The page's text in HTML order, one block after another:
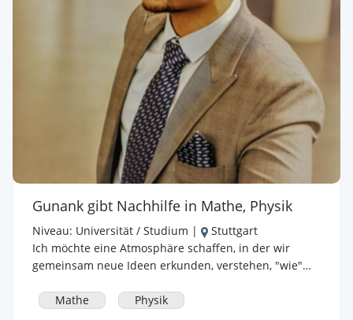
Gunank gibt Nachhilfe in Mathe, Physik
Niveau: Universität / Studium |
Stuttgart
Ich möchte eine Atmosphäre schaffen, in der wir
gemeinsam neue Ideen erkunden, verstehen, "wie"
wie möglich stellen, um tief in die Theorie
Mathe Physik